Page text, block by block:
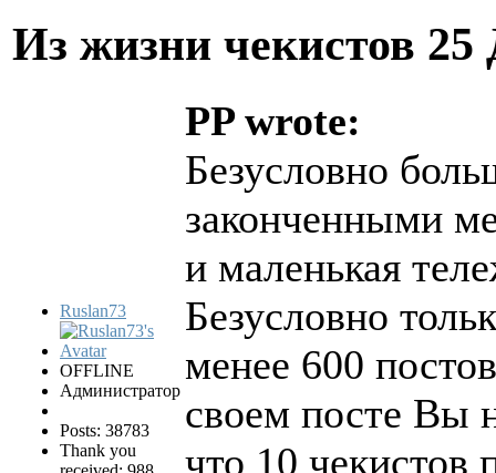
Из жизни чекистов 25
Ruslan73
OFFLINE
Администратор
Posts: 38783
Thank you
PP wrote:
Безусловно
законченными
и маленькая
Безусловно
менее 600
своем посте Вы
что 10